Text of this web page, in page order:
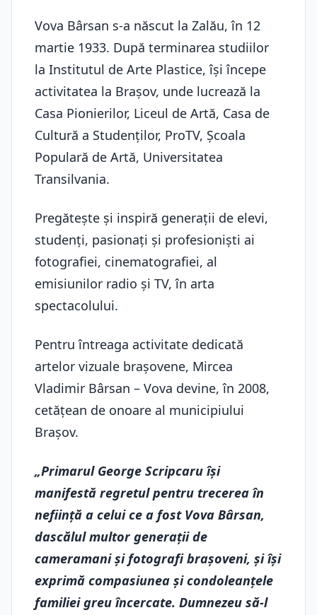
Vova Bârsan s-a născut la Zalău, în 12
martie 1933. După terminarea studiilor
la Institutul de Arte Plastice, își începe
activitatea la Brașov, unde lucrează la
Casa Pionierilor, Liceul de Artă, Casa de
Cultură a Studenților, ProTV, Școala
Populară de Artă, Universitatea
Transilvania.
Pregătește și inspiră generații de elevi,
studenți, pasionați și profesioniști ai
fotografiei, cinematografiei, al
emisiunilor radio și TV, în arta
spectacolului.
Pentru întreaga activitate dedicată
artelor vizuale brașovene, Mircea
Vladimir Bârsan – Vova devine, în 2008,
cetățean de onoare al municipiului
Brașov.
„Primarul George Scripcaru își
manifestă regretul pentru trecerea în
neființă a celui ce a fost Vova Bârsan,
dascălul multor generații de
cameramani și fotografi brașoveni, și își
exprimă compasiunea și condoleanțele
familiei greu încercate. Dumnezeu să-l